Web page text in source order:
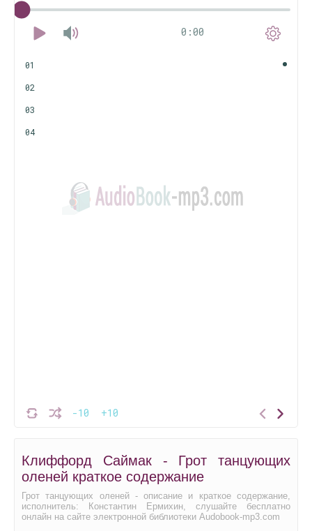
0:00
-10 +10
01
02
03
04
Клиффорд Саймак - Грот танцующих
оленей краткое содержание
Грот танцующих оленей - описание и краткое содержание,
исполнитель: Константин Ермихин, слушайте бесплатно
онлайн на сайте электронной библиотеки Audobook-mp3.com